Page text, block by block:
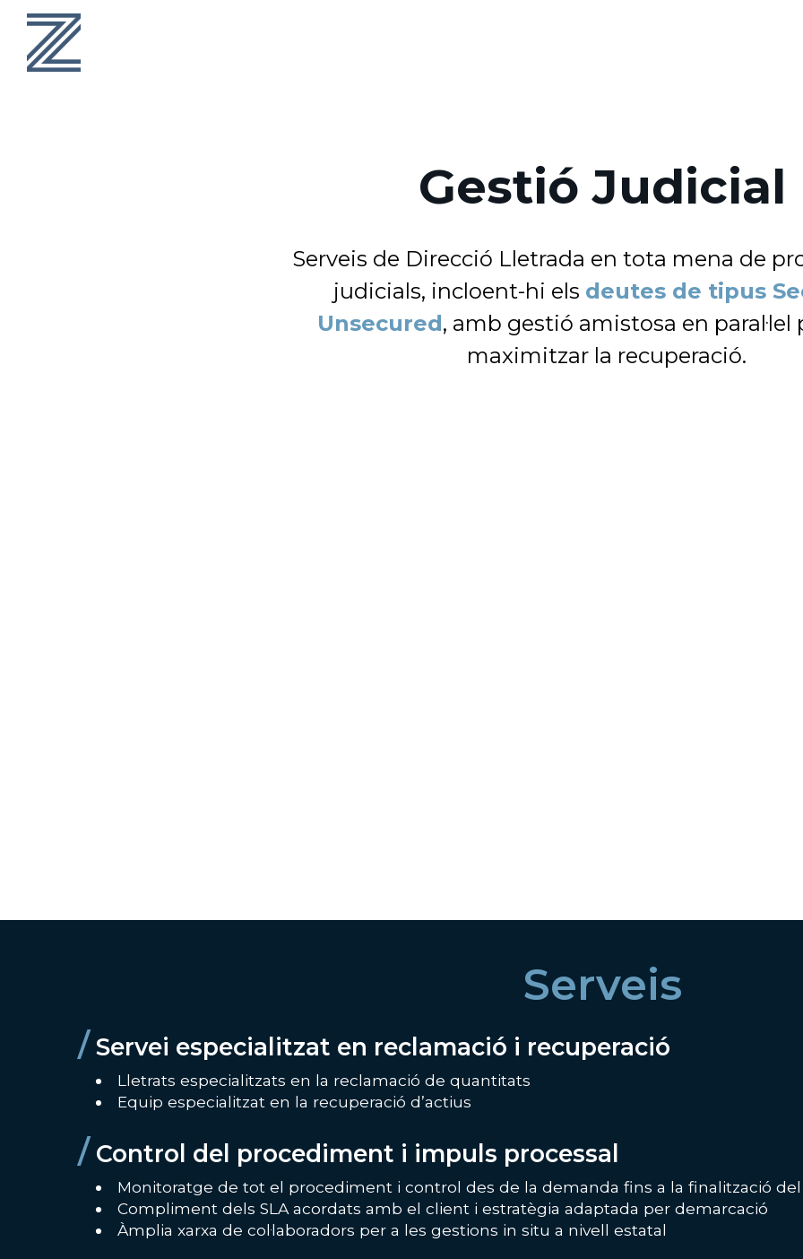
Gestió Judicial
Serveis de Direcció Lletrada en tota mena de
judicials, incloent-hi els deutes de tipus
Unsecured, amb gestió amistosa en paral·lel
maximitzar la recuperació.
Serveis
/ Servei especialitzat en reclamació i recuperació
Lletrats especialitzats en la reclamació de quantitats
Equip especialitzat en la recuperació d’actius
/ Control del procediment i impuls processal
Monitoratge de tot el procediment i control des de la demanda fins a la finalització
Compliment dels SLA acordats amb el client i estratègia adaptada per demarcació
Àmplia xarxa de col·laboradors per a les gestions in situ a nivell estatal